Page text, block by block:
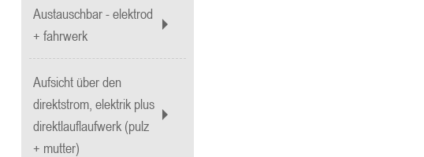
Austauschbar - elektrod
+ fahrwerk
Aufsicht über den
direktstrom, elektrik plus
direktlauflaufwerk (pulz
+ mutter)